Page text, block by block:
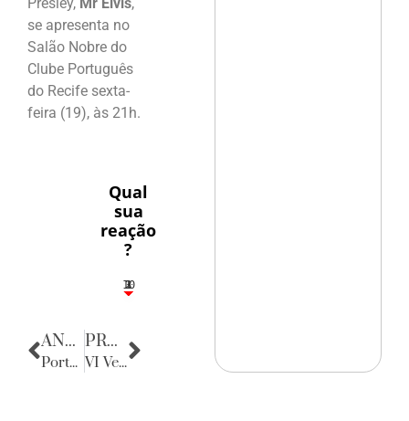
se apresenta no
Salão Nobre do
Clube Português
do Recife sexta-
feira (19), às 21h.
Qual
sua
reação
?
3
1
1
2
10
ANTERIOR
Porta Retratos
PRÓXIMA
VI Veste Rio